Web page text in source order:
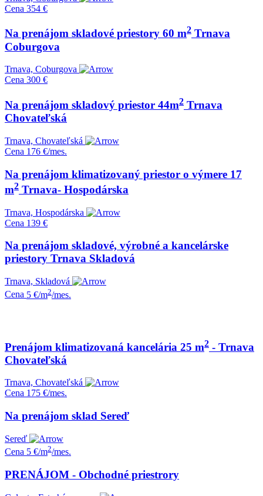
Cena 354 €
Na prenájom skladové priestory 60 m2 Trnava
Coburgova
Trnava, Coburgova
Cena 300 €
Na prenájom skladový priestor 44m2 Trnava
Chovateľská
Trnava, Chovateľská
Cena 176 €/mes.
Na prenájom klimatizovaný priestor o výmere 17
m2 Trnava- Hospodárska
Trnava, Hospodárska
Cena 139 €
Na prenájom skladové, výrobné a kancelárske
priestory Trnava Skladová
Trnava, Skladová
Cena 5 €/m2/mes.
Prenájom klimatizovaná kancelária 25 m2 - Trnava
Chovateľská
Trnava, Chovateľská
Cena 175 €/mes.
Na prenájom sklad Sereď
Sereď
Cena 5 €/m2/mes.
PRENÁJOM - Obchodné priestrory